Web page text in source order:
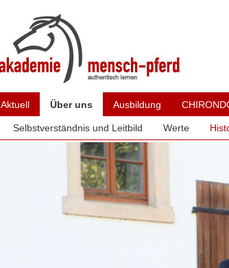
Aktuell Über uns
Selbstverständnis und Leitbild Werte
Ausbildung